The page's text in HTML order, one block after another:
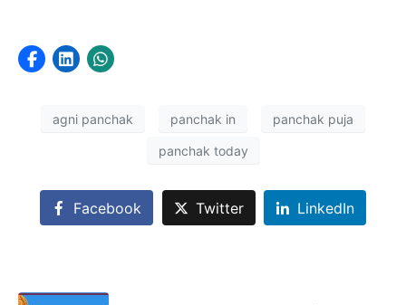
agni panchak panchak in panchak puja
panchak today
Facebook Twitter LinkedIn